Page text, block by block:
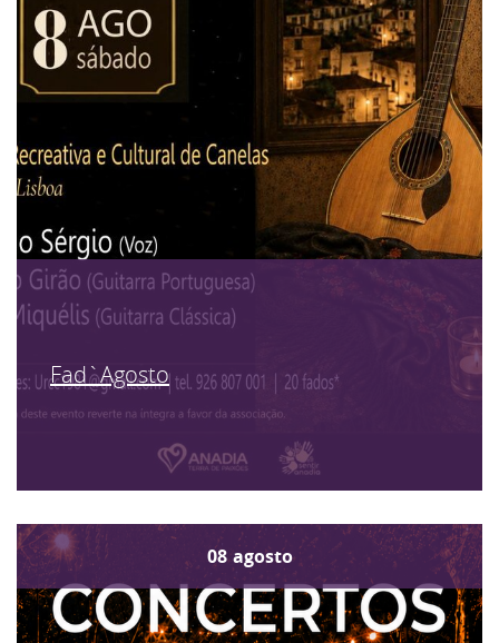
Fad`Agosto
08 agosto